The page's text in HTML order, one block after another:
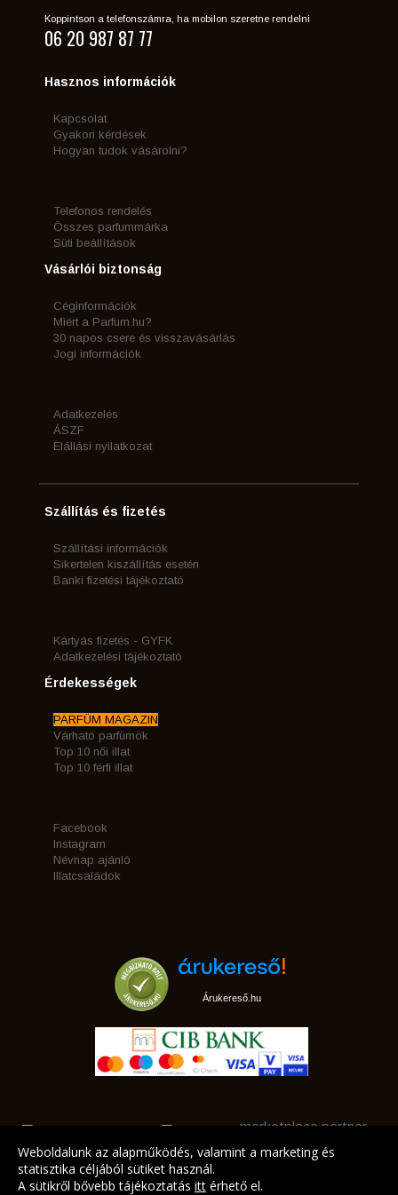
Koppintson a telefonszámra, ha mobilon szeretne rendelni
06 20 987 87 77
Hasznos információk
Kapcsolat
Gyakori kérdések
Hogyan tudok vásárolni?
Telefonos rendelés
Összes parfummárka
Süti beállítások
Vásárlói biztonság
Céginformációk
Miért a Parfum.hu?
30 napos csere és visszavásárlás
Jogi információk
Adatkezelés
ÁSZF
Elállási nyilatkozat
Szállítás és fizetés
Szállítási információk
Sikertelen kiszállítás esetén
Banki fizetési tájékoztató
Kártyás fizetés - GYFK
Adatkezelési tájékoztató
Érdekességek
PARFÜM MAGAZIN
Várható parfümök
Top 10 női illat
Top 10 férfi illat
Facebook
Instagram
Névnap ajánló
Illatcsaládok
Árukereső.hu
marketplace partner
Weboldalunk az alapműködés, valamint a marketing és
statisztika céljából sütiket használ.
A sütikről bővebb tájékoztatás itt érhető el.